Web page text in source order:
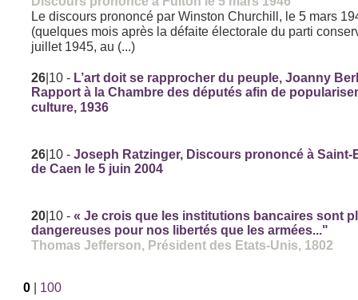
Le discours prononcé par Winston Churchill, le 5 mars
(quelques mois après la défaite électorale du parti
juillet 1945, au (...)
26 |10 - L’art doit se rapprocher du peuple, Joanny
Rapport à la Chambre des députés afin de
culture, 1936
26 |10 -Joseph Ratzinger, Discours prononcé à Saint-
de Caen le 5 juin 2004
20 |10 -« Je crois que les institutions bancaires sont
dangereuses pour nos libertés que les armées..."
Thomas Jefferson, Président des Etats-Unis, 1802
0 100